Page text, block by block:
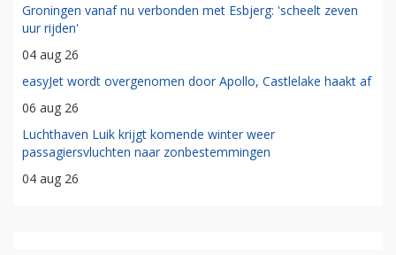
Groningen vanaf nu verbonden met Esbjerg: 'scheelt zeven
uur rijden'
04 aug 26
easyJet wordt overgenomen door Apollo, Castlelake haakt af
06 aug 26
Luchthaven Luik krijgt komende winter weer
passagiersvluchten naar zonbestemmingen
04 aug 26